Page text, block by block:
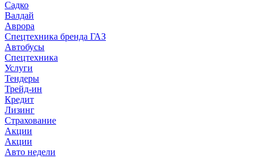
Садко
Валдай
Аврора
Спецтехника бренда ГАЗ
Автобусы
Спецтехника
Услуги
Тендеры
Трейд-ин
Кредит
Лизинг
Страхование
Акции
Акции
Авто недели